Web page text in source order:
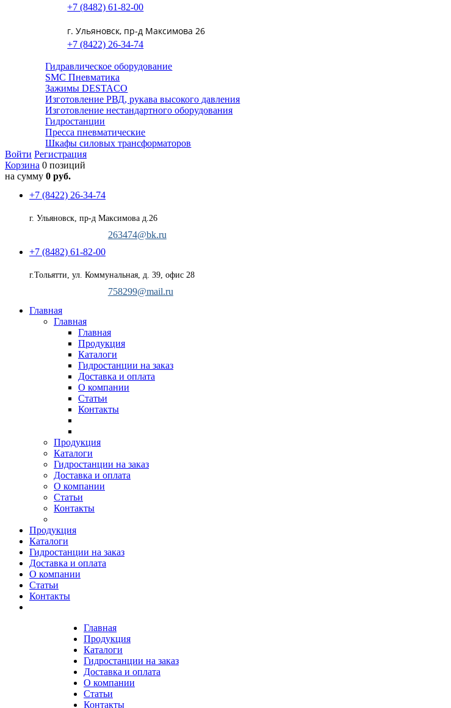
+7 (8482) 61-82-00
г. Ульяновск, пр-д Максимова 26
+7 (8422) 26-34-74
Гидравлическое оборудование
SMC Пневматика
Зажимы DESTACO
Изготовление РВД, рукава высокого давления
Изготовление нестандартного оборудования
Гидростанции
Пресса пневматические
Шкафы силовых трансформаторов
Войти Регистрация
Корзина 0 позиций
на сумму 0 руб.
+7 (8422) 26-34-74
г. Ульяновск, пр-д Максимова д.26
263474@bk.ru
+7 (8482) 61-82-00
г.Тольятти, ул. Коммунальная, д. 39, офис 28
758299@mail.ru
Главная
Главная
Главная
Продукция
Каталоги
Гидростанции на заказ
Доставка и оплата
О компании
Статьи
Контакты
Продукция
Каталоги
Гидростанции на заказ
Доставка и оплата
О компании
Статьи
Контакты
Продукция
Каталоги
Гидростанции на заказ
Доставка и оплата
О компании
Статьи
Контакты
Главная
Продукция
Каталоги
Гидростанции на заказ
Доставка и оплата
О компании
Статьи
Контакты